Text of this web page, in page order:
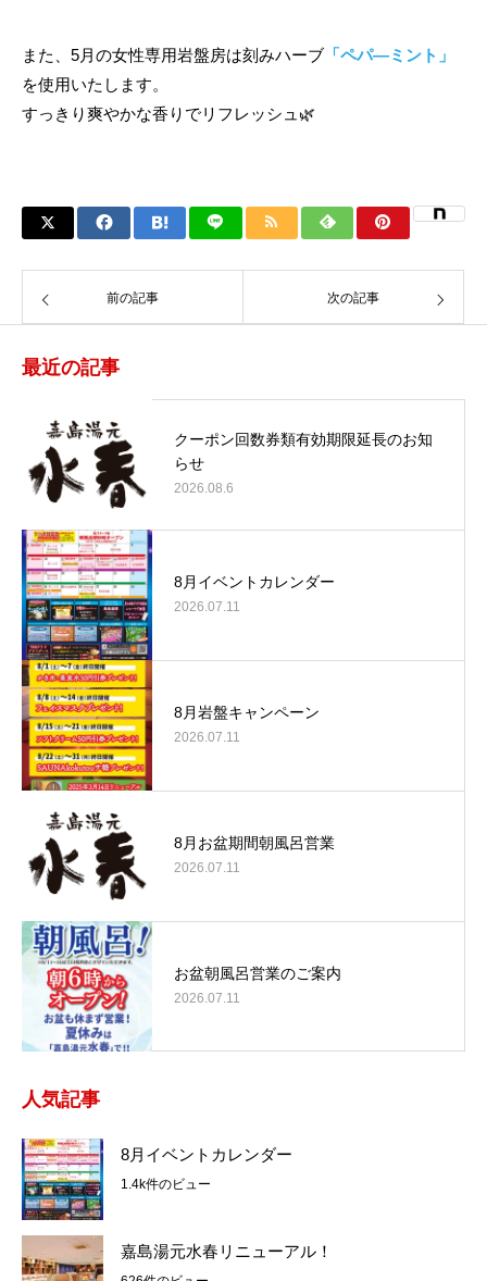
また、5月の女性専用岩盤房は刻みハーブ 「ペパ―ミント」
を使用いたします。
すっきり爽やかな香りでリフレッシュ🌿
前の記事 次の記事
最近の記事
クーポン回数券類有効期限延長のお知
らせ
2026.08.6
8月イベントカレンダー
2026.07.11
8月岩盤キャンペーン
2026.07.11
8月お盆期間朝風呂営業
2026.07.11
お盆朝風呂営業のご案内
2026.07.11
人気記事
8月イベントカレンダー
1.4k件のビュー
嘉島湯元水春リニューアル！